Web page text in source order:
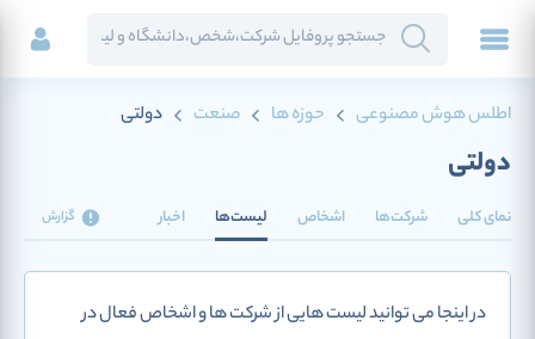
اطلس هوش مصنوعی حوزه ها صنعت دولتی
دولتی
نمای کلی شرکت‌ها اشخاص لیست‌ها اخبار گزارش
در اینجا می توانید لیست هایی از شرکت ها و اشخاص فعال در